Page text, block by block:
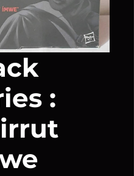
: